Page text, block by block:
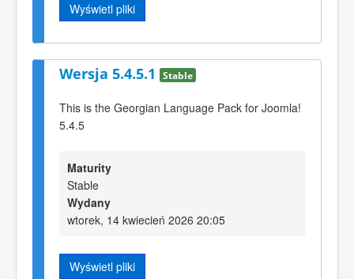
Wyświetl pliki
Wersja 5.4.5.1 Stable
This is the Georgian Language Pack for Joomla!
5.4.5
Maturity
Stable
Wydany
wtorek, 14 kwiecień 2026 20:05
Wyświetl pliki